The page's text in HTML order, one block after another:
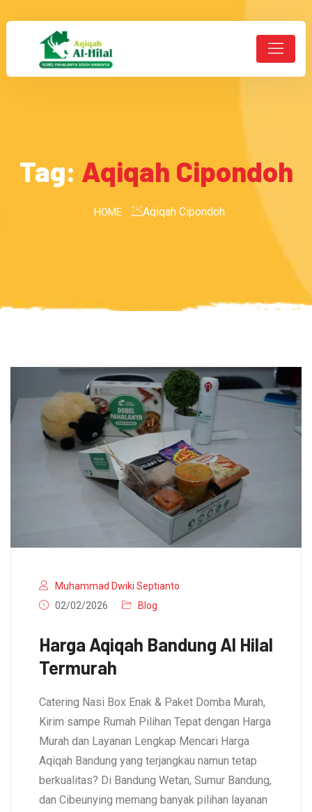
Tag: Aqiqah Cipondoh
HOME Aqiqah Cipondoh
Muhammad Dwiki Septianto
02/02/2026
Blog
Harga Aqiqah Bandung Al Hilal
Termurah
Catering Nasi Box Enak & Paket Domba Murah,
Kirim sampe Rumah Pilihan Tepat dengan Harga
Murah dan Layanan Lengkap Mencari Harga
Aqiqah Bandung yang terjangkau namun tetap
berkualitas? Di Bandung Wetan, Sumur Bandung,
dan Cibeunying memang banyak pilihan layanan